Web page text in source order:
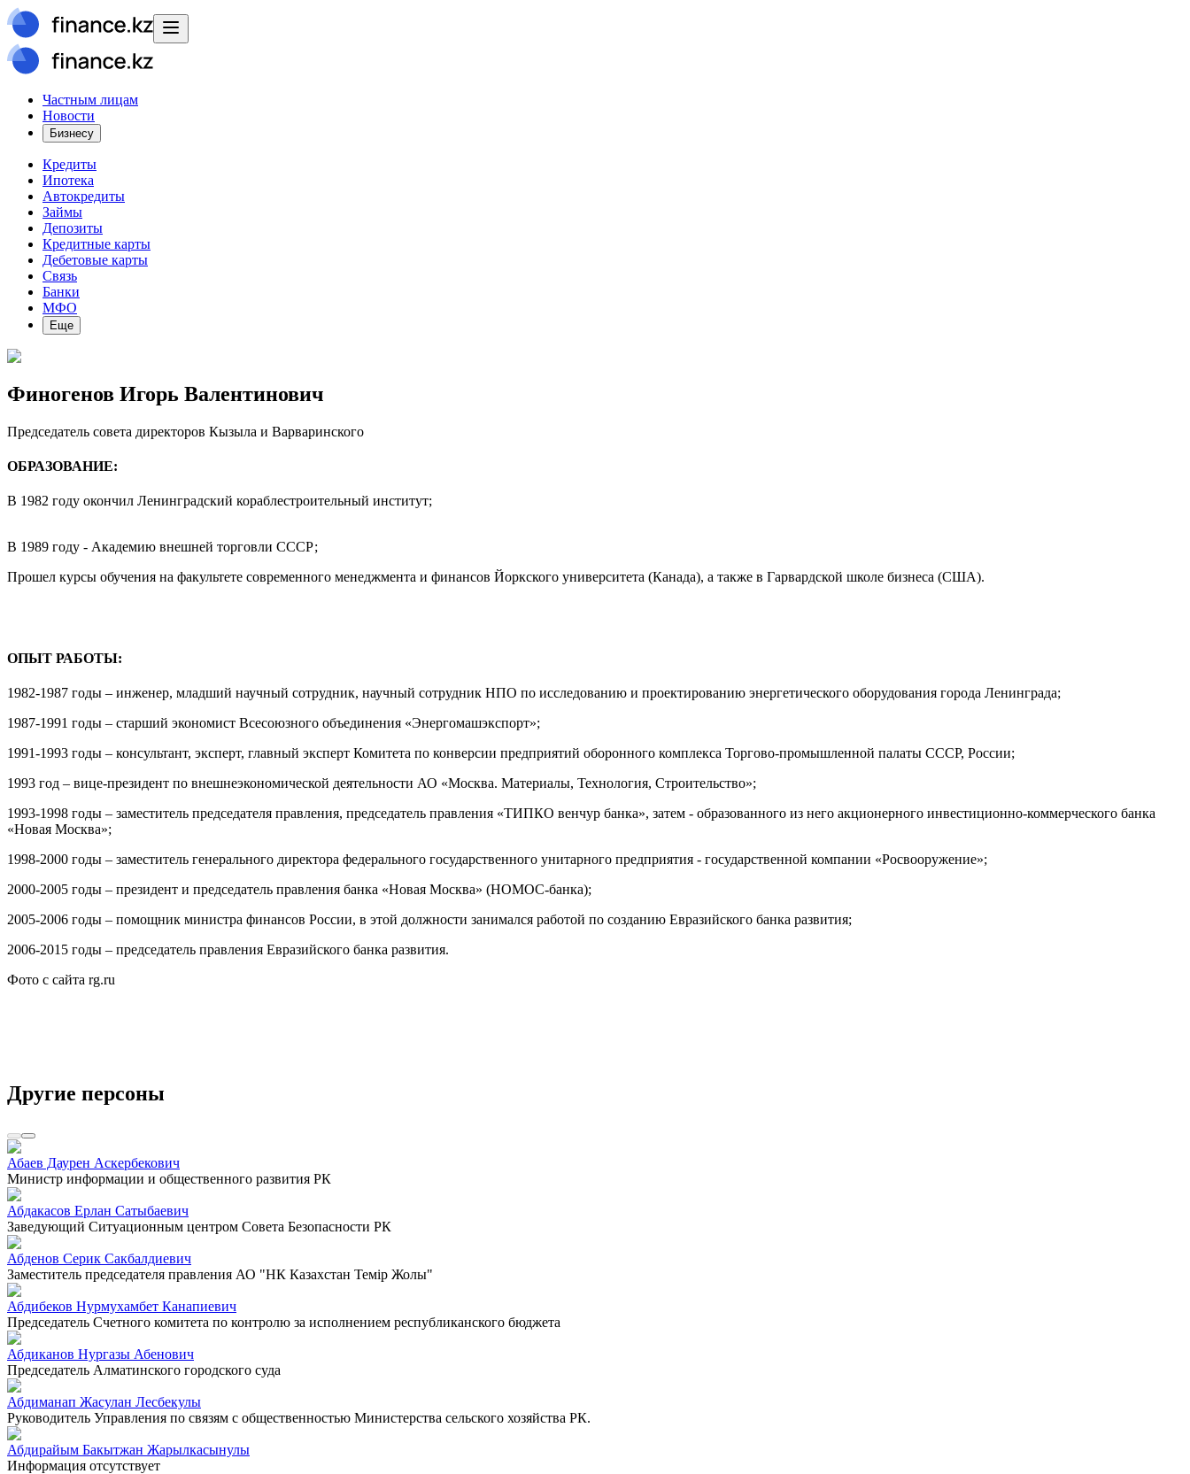
Частным лицам
Новости
Бизнесу
Кредиты
Ипотека
Автокредиты
Займы
Депозиты
Кредитные карты
Дебетовые карты
Связь
Банки
МФО
Еще
Финогенов Игорь Валентинович
Председатель совета директоров Кызыла и Варваринского
ОБРАЗОВАНИЕ:
В 1982 году окончил Ленинградский кораблестроительный институт;
В 1989 году - Академию внешней торговли СССР;
Прошел курсы обучения на факультете современного менеджмента и финансов Йоркского университета (Канада), а также в Гарвардской школе бизнеса (США).
ОПЫТ РАБОТЫ:
1982-1987 годы – инженер, младший научный сотрудник, научный сотрудник НПО по исследованию и проектированию энергетического оборудования города Ленинграда;
1987-1991 годы – старший экономист Всесоюзного объединения «Энергомашэкспорт»;
1991-1993 годы – консультант, эксперт, главный эксперт Комитета по конверсии предприятий оборонного комплекса Торгово-промышленной палаты СССР, России;
1993 год – вице-президент по внешнеэкономической деятельности АО «Москва. Материалы, Технология, Строительство»;
1993-1998 годы – заместитель председателя правления, председатель правления «ТИПКО венчур банка», затем - образованного из него акционерного инвестиционно-коммерческого банка
«Новая Москва»;
1998-2000 годы – заместитель генерального директора федерального государственного унитарного предприятия - государственной компании «Росвооружение»;
2000-2005 годы – президент и председатель правления банка «Новая Москва» (НОМОС-банка);
2005-2006 годы – помощник министра финансов России, в этой должности занимался работой по созданию Евразийского банка развития;
2006-2015 годы – председатель правления Евразийского банка развития.
Фото с сайта rg.ru
Другие персоны
Абаев Даурен Аскербекович
Министр информации и общественного развития РК
Абдакасов Ерлан Сатыбаевич
Заведующий Ситуационным центром Совета Безопасности РК
Абденов Серик Сакбалдиевич
Заместитель председателя правления АО "НК Казахстан Темiр Жолы"
Абдибеков Нурмухамбет Канапиевич
Председатель Счетного комитета по контролю за исполнением республиканского бюджета
Абдиканов Нургазы Абенович
Председатель Алматинского городского суда
Абдиманап Жасулан Лесбекулы
Руководитель Управления по связям с общественностью Министерства сельского хозяйства РК.
Абдирайым Бакытжан Жарылкасынулы
Информация отсутствует